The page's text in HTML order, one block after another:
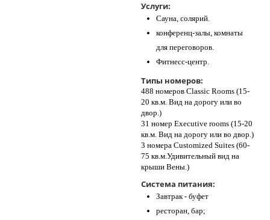
Услуги:
Сауна, солярий.
конференц-залы, комнаты
для переговоров.
Фитнесс-центр.
Типы номеров:
488 номеров Classic Rooms (15-
20 кв.м. Вид на дорогу или во
двор.)
31 номер Executive rooms (15-20
кв.м. Вид на дорогу или во двор.)
3 номера Сustomized Suites (60-
75 кв.м.Удивительный вид на
крыши Вены.)
Система питания:
Завтрак - буфет
ресторан, бар;